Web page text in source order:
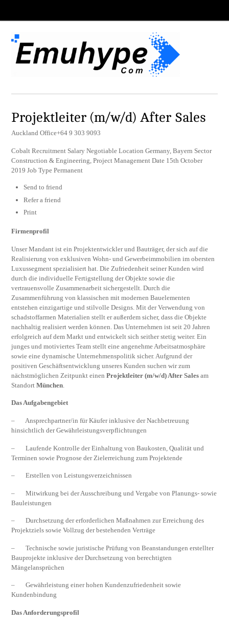
Projektleiter (m/w/d) After Sales
Auckland Office+64 9 303 9093
Cobalt Recruitment Salary Negotiable Location Germany, Bayern Sector
Construction & Engineering, Project Management Date 15th October
2019 Job Type Permanent
Send to friend
Refer a friend
Print
Firmenprofil
Unser Mandant ist ein Projektentwickler und Bauträger, der sich auf die
Realisierung von exklusiven Wohn- und Gewerbeimmobilien im obersten
Luxussegment spezialisiert hat. Die Zufriedenheit seiner Kunden wird
durch die individuelle Fertigstellung der Objekte sowie die
vertrauensvolle Zusammenarbeit sichergestellt. Durch die
Zusammenführung von klassischen mit modernen Bauelementen
entstehen einzigartige und stilvolle Designs. Mit der Verwendung von
schadstoffarmen Materialien stellt er außerdem sicher, dass die Objekte
nachhaltig realisiert werden können. Das Unternehmen ist seit 20 Jahren
erfolgreich auf dem Markt und entwickelt sich seither stetig weiter. Ein
junges und motiviertes Team stellt eine angenehme Arbeitsatmosphäre
sowie eine dynamische Unternehmenspolitik sicher. Aufgrund der
positiven Geschäftsentwicklung unseres Kunden suchen wir zum
nächstmöglichen Zeitpunkt einenProjektleiter (m/w/d) After Sales am
StandortMünchen
Das Aufgabengebiet
– Ansprechpartner/in für Käufer inklusive der Nachbetreuung
hinsichtlich der Gewährleistungsverpflichtungen
– Laufende Kontrolle der Einhaltung von Baukosten, Qualität und
Terminen sowie Prognose der Zielerreichung zum Projektende
– Erstellen von Leistungsverzeichnissen
– Mitwirkung bei der Ausschreibung und Vergabe von Planungs- sowie
Bauleistungen
– Durchsetzung der erforderlichen Maßnahmen zur Erreichung des
Projektziels sowie Vollzug der bestehenden Verträge
– Technische sowie juristische Prüfung von Beanstandungen erstellter
Bauprojekte inklusive der Durchsetzung von berechtigten
Mängelansprüchen
– Gewährleistung einer hohen Kundenzufriedenheit sowie
Kundenbindung
Das Anforderungsprofil